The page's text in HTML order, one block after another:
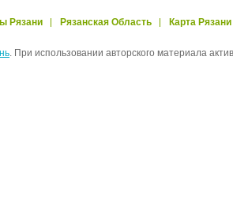
Рязани Рязанская Область Карта Рязани
. При использовании авторского материала